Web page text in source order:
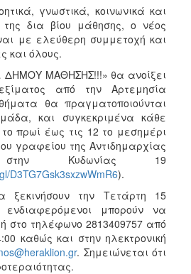
γνωστικά, κοινωνικά και
δια βίου μάθησης, ο νέος
με ελεύθερη συμμετοχή και
και όλους.
ΔΗΜΟΥ ΜΑΘΗΣΗΣ!!!» θα ανοίξει
από την Αρτεμησία
θα πραγματοποιούνται
και συγκεκριμένα κάθε
πρωί έως τις 12 το μεσημέρι
γραφείου της Αντιδημαρχίας
στην Κυδωνίας 19
D3TG7Gsk3sxzwWmR6).
την Τετάρτη 15
ενδιαφερόμενοι μπορούν να
στο τηλέφωνο 2813409757 από
καθώς και στην ηλεκτρονική
. Σημειώνεται ότι